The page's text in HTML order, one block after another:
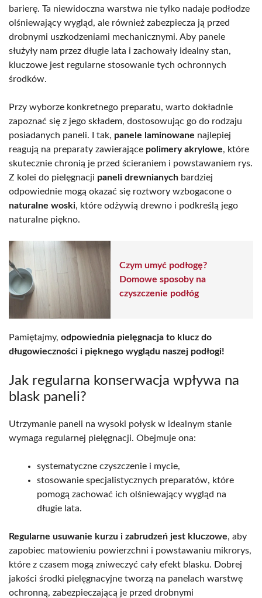
barierę. Ta niewidoczna warstwa nie tylko nadaje podłodze
olśniewający wygląd, ale również zabezpiecza ją przed
drobnymi uszkodzeniami mechanicznymi. Aby panele
służyły nam przez długie lata i zachowały idealny stan,
kluczowe jest regularne stosowanie tych ochronnych
środków.
Przy wyborze konkretnego preparatu, warto dokładnie
zapoznać się z jego składem, dostosowując go do rodzaju
posiadanych paneli. I tak, panele laminowane najlepiej
reagują na preparaty zawierające polimery akrylowe, które
skutecznie chronią je przed ścieraniem i powstawaniem rys.
Z kolei do pielęgnacji paneli drewnianych bardziej
odpowiednie mogą okazać się roztwory wzbogacone o
naturalne woski, które odżywią drewno i podkreślą jego
naturalne piękno.
Czym umyć podłogę?
Domowe sposoby na
czyszczenie podłóg
Pamiętajmy, odpowiednia pielęgnacja to klucz do
długowieczności i pięknego wyglądu naszej podłogi!
Jak regularna konserwacja wpływa na
blask paneli?
Utrzymanie paneli na wysoki połysk w idealnym stanie
wymaga regularnej pielęgnacji. Obejmuje ona:
systematyczne czyszczenie i mycie,
stosowanie specjalistycznych preparatów, które
pomogą zachować ich olśniewający wygląd na
długie lata.
Regularne usuwanie kurzu i zabrudzeń jest kluczowe, aby
zapobiec matowieniu powierzchni i powstawaniu mikrorys,
które z czasem mogą zniweczyć cały efekt blasku. Dobrej
jakości środki pielęgnacyjne tworzą na panelach warstwę
ochronną, zabezpieczającą je przed drobnymi